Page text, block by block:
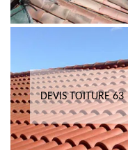
DEVIS TOITURE 63